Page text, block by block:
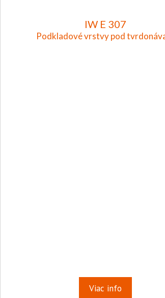
IW E 307
Podkladové vrstvy pod
Viac info